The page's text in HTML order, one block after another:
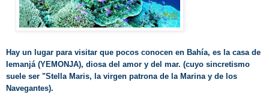
Hay un lugar para visitar que pocos conocen en Bahía, es la casa de
Iemanjá (YEMONJA), diosa del amor y del mar. (cuyo sincretismo
suele ser "Stella Maris, la virgen patrona de la Marina y de los
Navegantes).